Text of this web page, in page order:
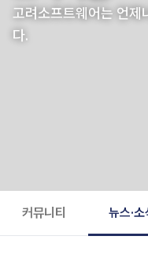
고려소프트웨어는 언제
다.
커뮤니티 뉴스·소